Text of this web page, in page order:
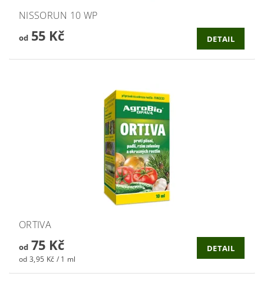
NISSORUN 10 WP
od55 Kč DETAIL
ORTIVA
od75 Kč
od 3,95 Kč / 1 ml
DETAIL